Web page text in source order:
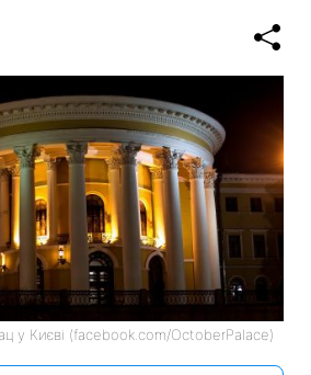
у Києві (facebook.com/OctoberPalace)